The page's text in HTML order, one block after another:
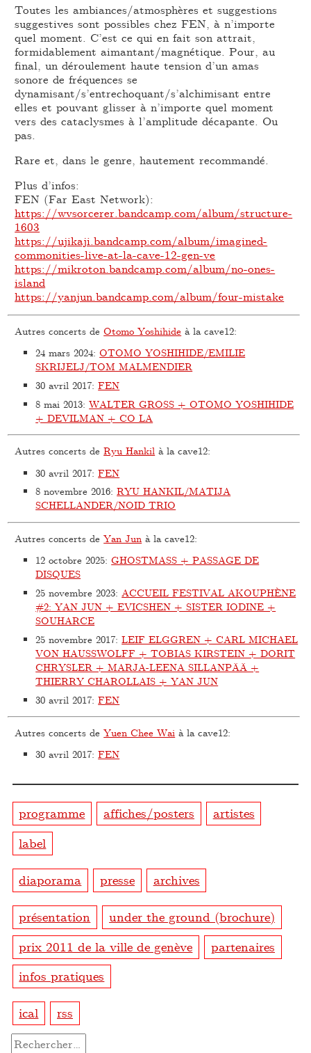
Toutes les ambiances/atmosphères et suggestions
suggestives sont possibles chez FEN, à n’importe
quel moment. C’est ce qui en fait son attrait,
formidablement aimantant/magnétique. Pour, au
final, un déroulement haute tension d’un amas
sonore de fréquences se
dynamisant/s’entrechoquant/s’alchimisant entre
elles et pouvant glisser à n’importe quel moment
vers des cataclysmes à l’amplitude décapante. Ou
pas.
Rare et, dans le genre, hautement recommandé.
Plus d’infos:
FEN (Far East Network):
https://wvsorcerer.bandcamp.com/album/structure-
1603
https://ujikaji.bandcamp.com/album/imagined-
commonities-live-at-la-cave-12-gen-ve
https://mikroton.bandcamp.com/album/no-ones-
island
https://yanjun.bandcamp.com/album/four-mistake
Autres concerts deOtomo Yoshihide à la cave12:
24 mars 2024:OTOMO YOSHIHIDE/EMILIE
SKRIJELJ/TOM MALMENDIER
30 avril 2017:FEN
8 mai 2013:WALTER GROSS + OTOMO YOSHIHIDE
+ DEVILMAN + CO LA
Autres concerts deRyu Hankil à la cave12:
30 avril 2017:FEN
8 novembre 2016:RYU HANKIL/MATIJA
SCHELLANDER/NOID TRIO
Autres concerts deYan Jun à la cave12:
12 octobre 2025:GHOSTMASS + PASSAGE DE
DISQUES
25 novembre 2023:ACCUEIL FESTIVAL AKOUPHÈNE
#2: YAN JUN + EVICSHEN + SISTER IODINE +
SOUHARCE
25 novembre 2017:LEIF ELGGREN + CARL MICHAEL
VON HAUSSWOLFF + TOBIAS KIRSTEIN + DORIT
CHRYSLER + MARJA-LEENA SILLANPÄÄ +
THIERRY CHAROLLAIS + YAN JUN
30 avril 2017:FEN
Autres concerts deYuen Chee Wai à la cave12:
30 avril 2017:FEN
programme affiches/posters
artistes
label
diaporama presse archives
présentation
under the ground (brochure)
prix 2011 de la ville de genève
partenaires
infos pratiques
ical rss
Rechercher :